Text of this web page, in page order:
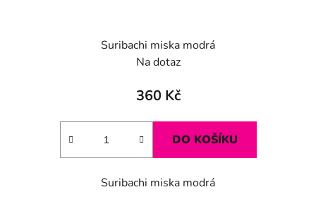
Suribachi miska modrá
Na dotaz
360 Kč
DO KOŠÍKU
Suribachi miska modrá